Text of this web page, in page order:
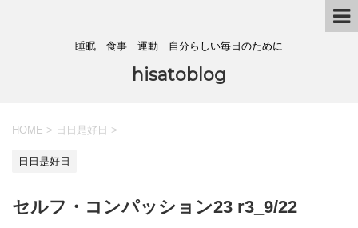
睡眠 食事 運動 自分らしい毎日のために
hisatoblog
HOME > 日日是好日 >
日日是好日
セルフ・コンパッション23 r3_9/22